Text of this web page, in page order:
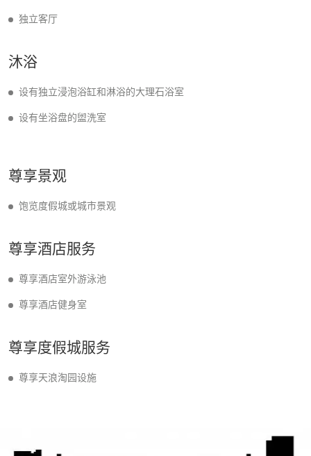
独立客厅
沐浴
设有独立浸泡浴缸和淋浴的大理石浴室
设有坐浴盘的盥洗室
尊享景观
饱览度假城或城市景观
尊享酒店服务
尊享酒店室外游泳池
尊享酒店健身室
尊享度假城服务
尊享天浪淘园设施